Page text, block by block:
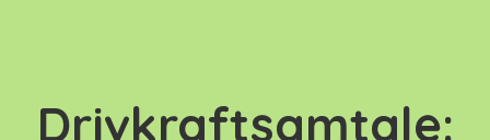
Drivkraftsamtale: